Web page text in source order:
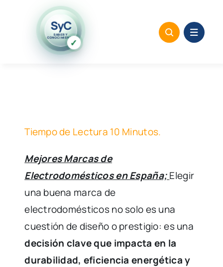
contenido
SyC
SABER Y
CONOCIMIENTO✓
Tiempo de Lectura 10 Minutos.
Mejores Marcas de
Electrodomésticos en España;Elegir
una buena marca de
electrodomésticos no solo es una
cuestión de diseño o prestigio: es una
decisión clave que impacta en la
durabilidad, eficiencia energética y